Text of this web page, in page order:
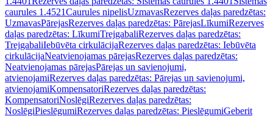
caurules 1.4521Caurules nipelisUzmavasRezerves daļas paredzētas:
UzmavasPārejasRezerves daļas paredzētas: PārejasLīkumiRezerves
daļas paredzētas: LīkumiTrejgabaliRezerves daļas paredzētas:
TrejgabaliIebūvēta cirkulācijaRezerves daļas paredzētas: Iebūvēta
cirkulācijaNeatvienojamas pārejasRezerves daļas paredzētas:
Neatvienojamas pārejasPārejas un savienojumi,
atvienojamiRezerves daļas paredzētas: Pārejas un savienojumi,
atvienojamiKompensatoriRezerves daļas paredzētas:
KompensatoriNoslēgiRezerves daļas paredzētas:
NoslēgiPieslēgumiRezerves daļas paredzētas: PieslēgumiGeberit